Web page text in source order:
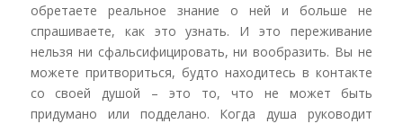
обретаете реальное знание о ней и больше не
спрашиваете, как это узнать. И это переживание
нельзя ни сфальсифицировать, ни вообразить. Вы не
можете притвориться, будто находитесь в контакте
со своей душой – это то, что не может быть
придумано или подделано. Когда душа руководит